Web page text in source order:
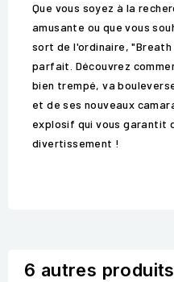
Que vous soyez à la
amusante ou que vous
sort de l'ordinaire,
parfait. Découvrez
bien trempé, va
et de ses nouveaux
explosif qui vous garantit
divertissement !
6 autres